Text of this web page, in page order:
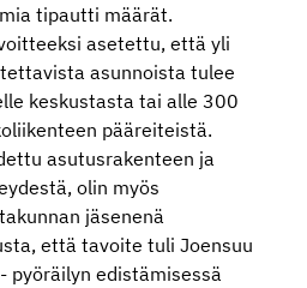
tipautti määrät.
asetettu, että yli
asunnoista tulee
keskustasta tai alle 300
pääreiteistä.
asutusrakenteen ja
olin myös
jäsenenä
että tavoite tuli Joensuu
pyöräilyn edistämisessä